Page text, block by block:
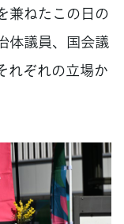
兼ねたこの日の
体議員、国会議
れぞれの立場か